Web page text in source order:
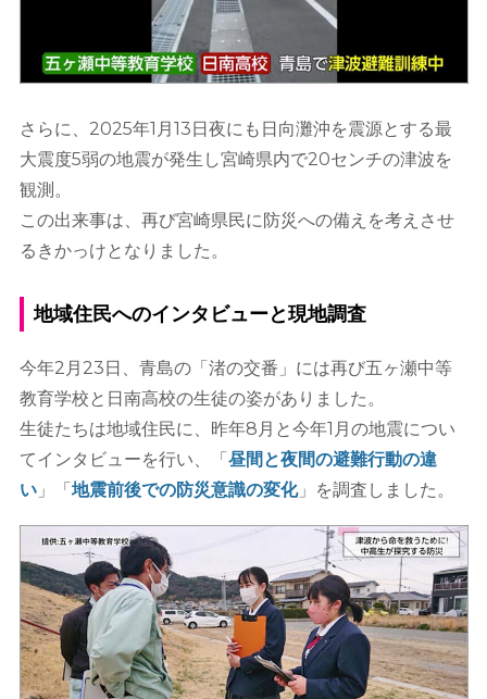
さらに、2025年1月13日夜にも日向灘沖を震源とする最
大震度5弱の地震が発生し宮崎県内で20センチの津波を
観測。
この出来事は、再び宮崎県民に防災への備えを考えさせ
るきかっけとなりました。
地域住民へのインタビューと現地調査
今年2月23日、青島の「渚の交番」には再び五ヶ瀬中等
教育学校と日南高校の生徒の姿がありました。
生徒たちは地域住民に、昨年8月と今年1月の地震につい
てインタビューを行い、「昼間と夜間の避難行動の違
い」「地震前後での防災意識の変化」を調査しました。